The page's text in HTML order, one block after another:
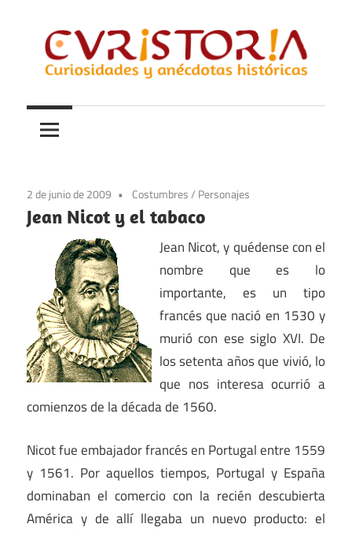
contenido
Curistoria
y
anécdotas
historia
2 de junio de 2009 Costumbres/ Personajes
Jean Nicot y el tabaco
Jean Nicot, y quédense con el
nombre que es lo
importante, es un tipo
francés que nació en 1530 y
murió con ese siglo XVI. De
los setenta años que vivió, lo
que nos interesa ocurrió a
comienzos de la década de 1560.
Nicot fue embajador francés en Portugal entre 1559
y 1561. Por aquellos tiempos, Portugal y España
dominaban el comercio con la recién descubierta
América y de allí llegaba un nuevo producto: el